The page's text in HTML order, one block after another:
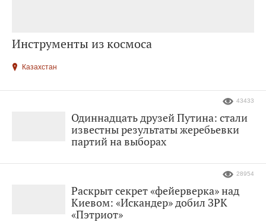
Инструменты из космоса
Казахстан
Одиннадцать друзей Путина: стали
известны результаты жеребьевки
партий на выборах
43433
Раскрыт секрет «фейерверка» над
Киевом: «Искандер» добил ЗРК
«Пэтриот»
28954